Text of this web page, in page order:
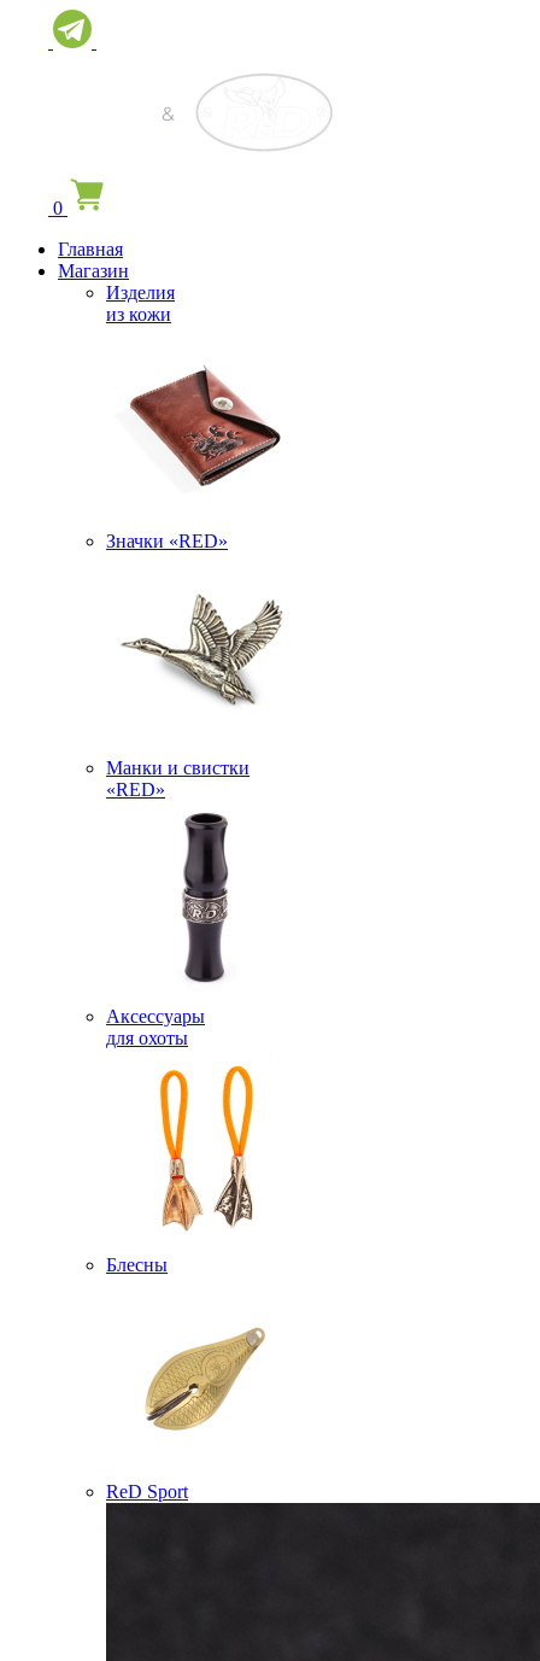
0
Главная
Магазин
Изделия
из кожи
Значки «RED»
Манки и свистки
«RED»
Аксессуары
для охоты
Блесны
ReD Sport